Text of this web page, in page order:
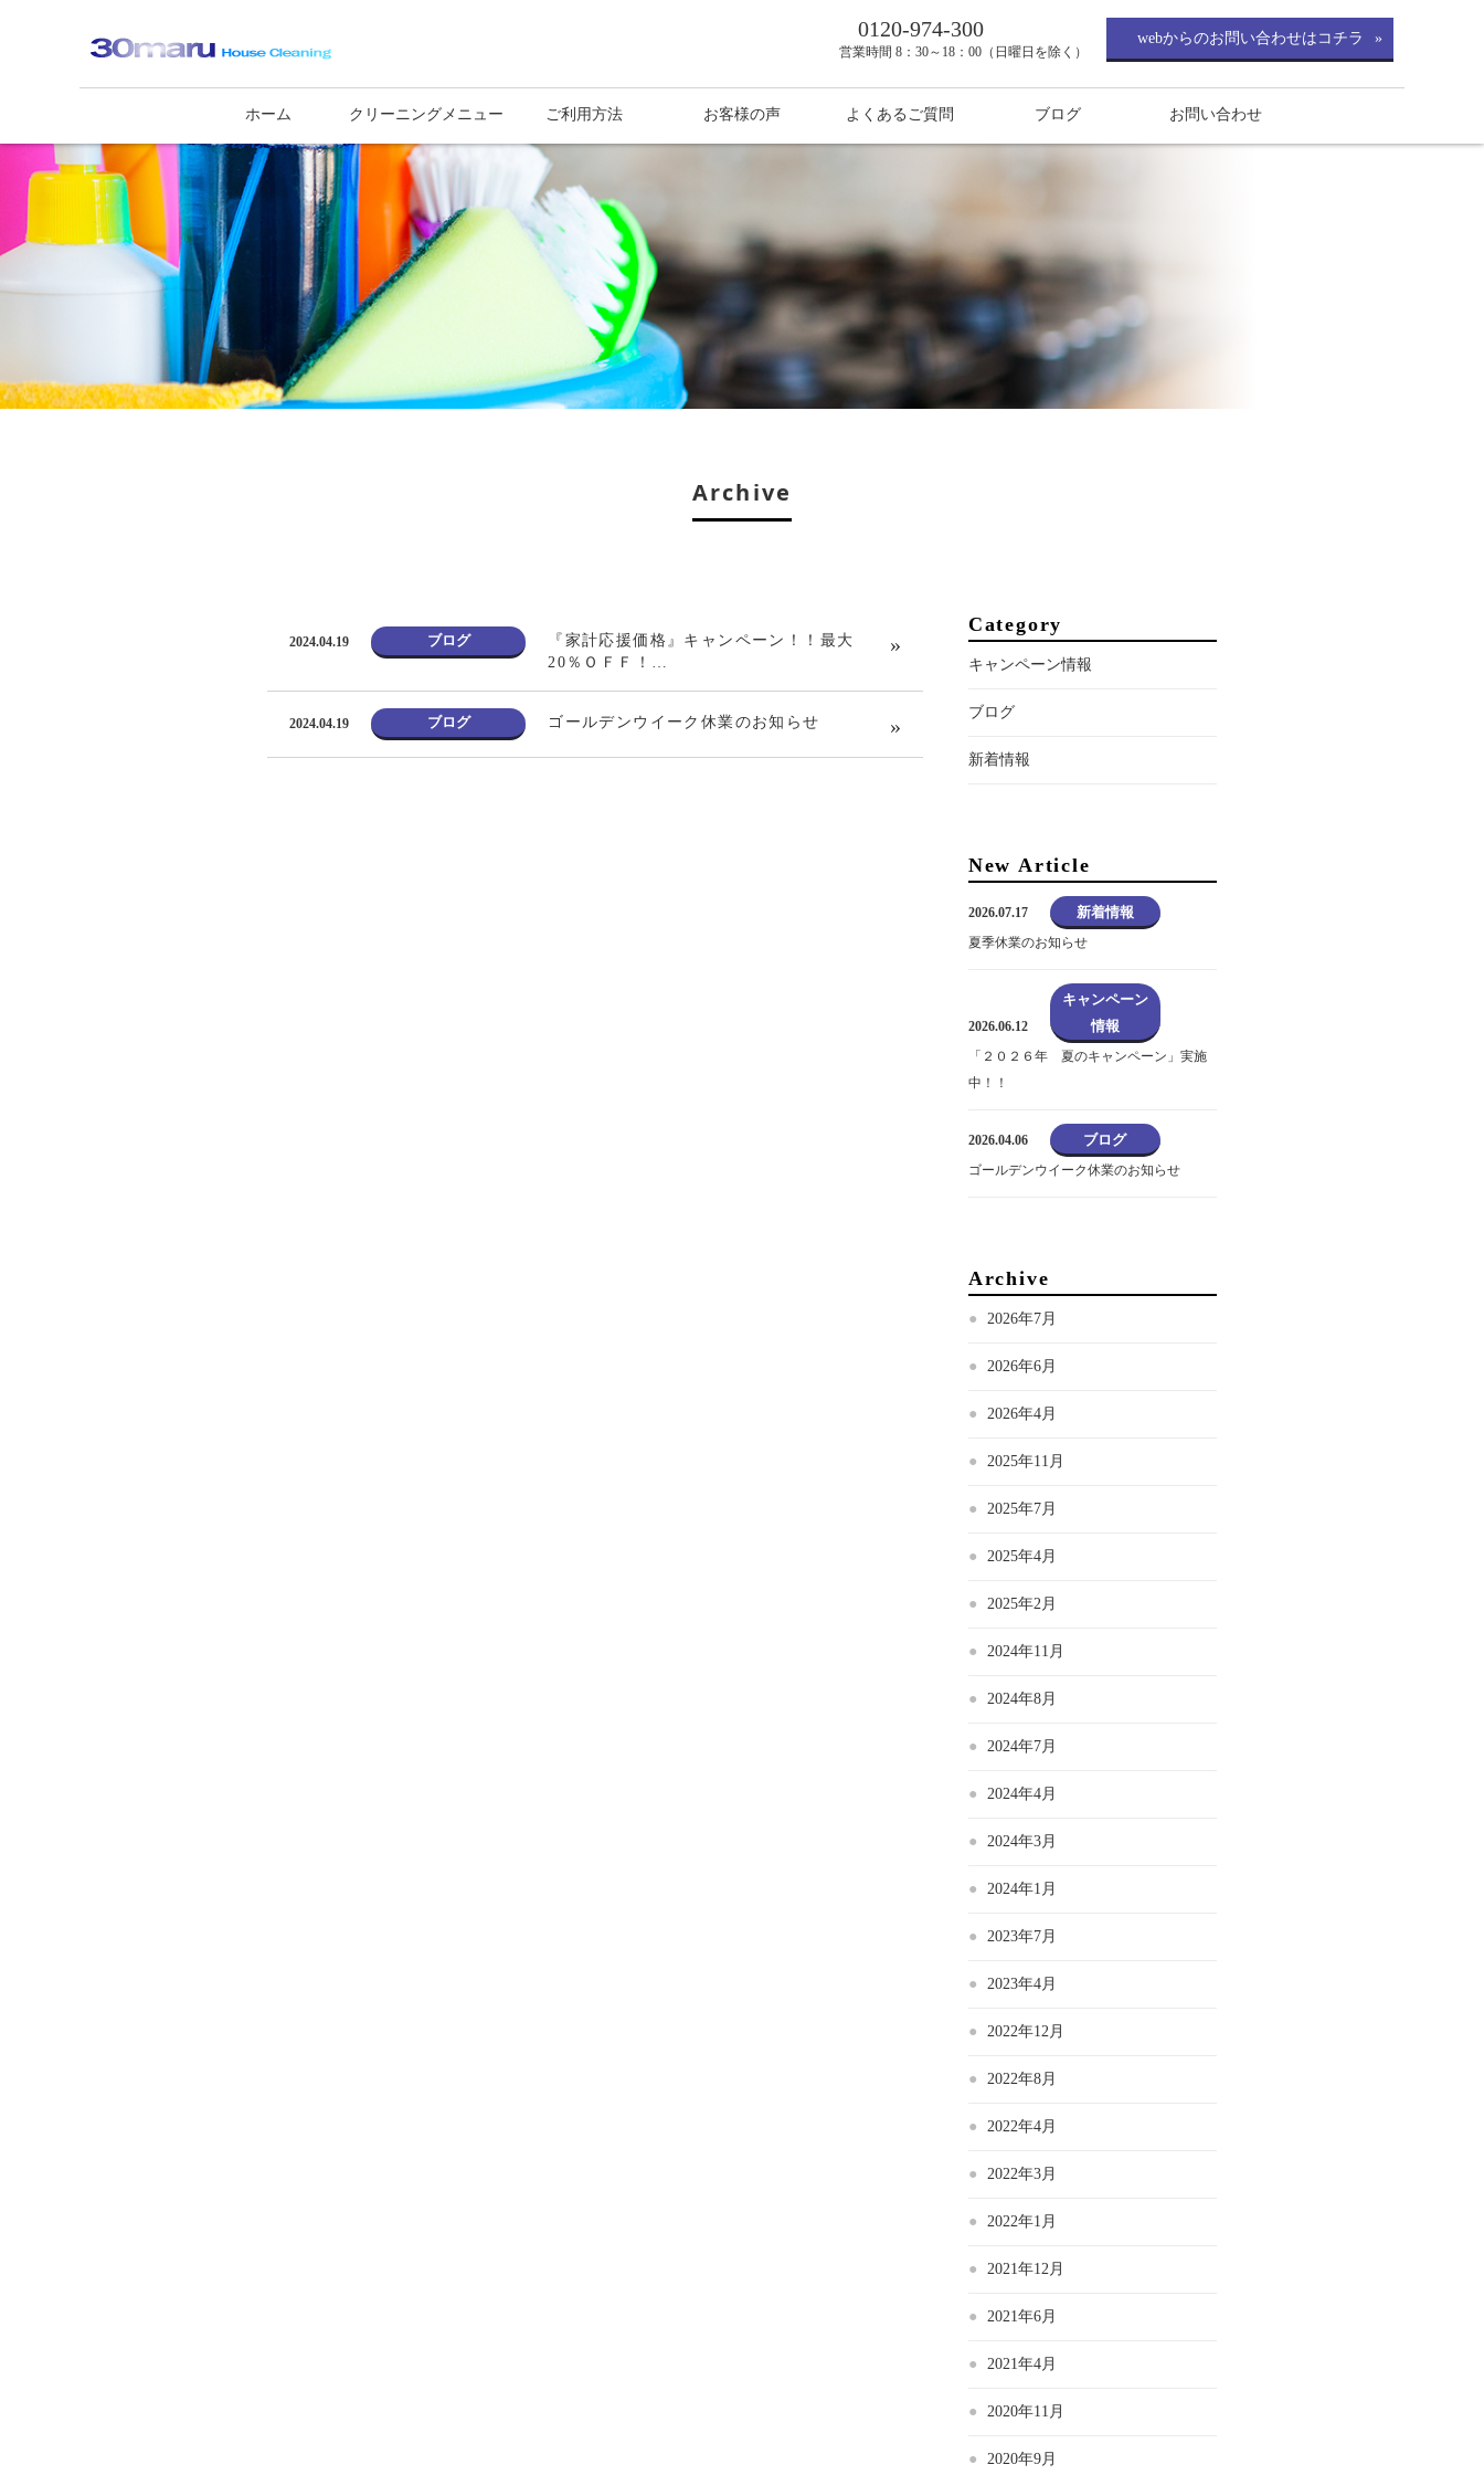
0120-974-300
営業時間 8：30～18：00（日曜日を除く）
webからのお問い合わせはコチラ
ホーム クリーニングメニュー ご利用方法 お客様の声 よくあるご質問 ブログ お問い合わせ
Archive
2024.04.19 ブログ
『家計応援価格』キャンペーン！！最大
20％ＯＦＦ！…
2024.04.19 ブログ ゴールデンウイーク休業のお知らせ
Category
キャンペーン情報
ブログ
新着情報
New Article
2026.07.17 新着情報
夏季休業のお知らせ
2026.06.12
キャンペーン
情報
「２０２６年 夏のキャンペーン」実施
中！！
2026.04.06 ブログ
ゴールデンウイーク休業のお知らせ
Archive
2026年7月
2026年6月
2026年4月
2025年11月
2025年7月
2025年4月
2025年2月
2024年11月
2024年8月
2024年7月
2024年4月
2024年3月
2024年1月
2023年7月
2023年4月
2022年12月
2022年8月
2022年4月
2022年3月
2022年1月
2021年12月
2021年6月
2021年4月
2020年11月
2020年9月